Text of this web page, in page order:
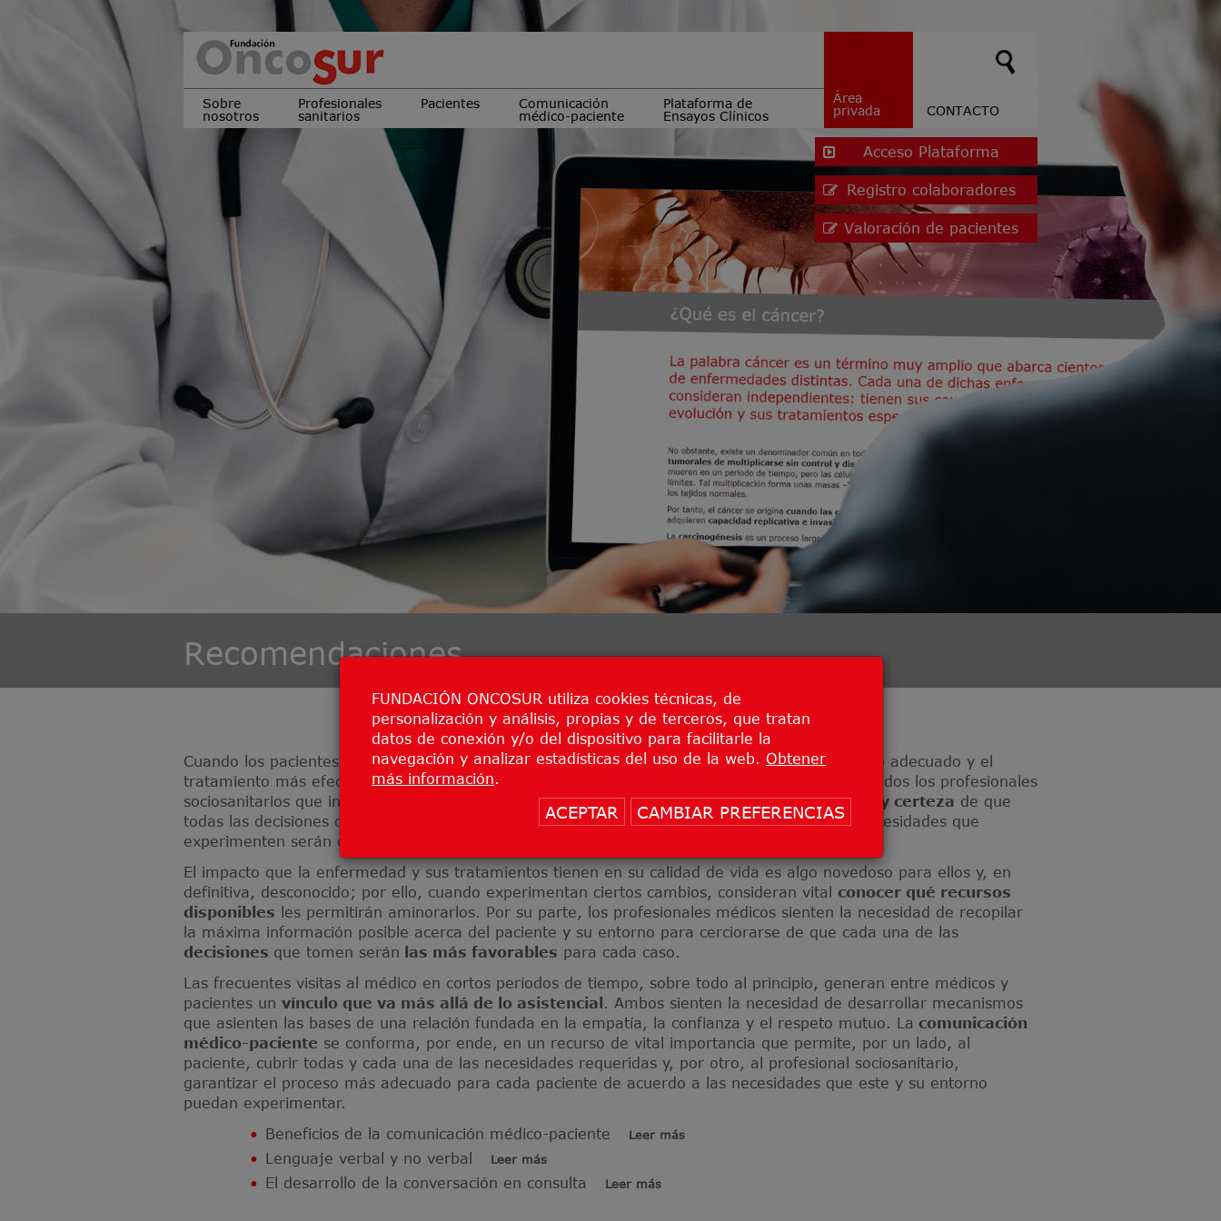
FUNDACIÓN ONCOSUR utiliza cookies técnicas, de
personalización y análisis, propias y de terceros, que tratan
datos de conexión y/o del dispositivo para facilitarle la
navegación y analizar estadísticas del uso de la web. Obtener
más información
ACEPTAR CAMBIAR PREFERENCIAS
Sobre
nosotros
Profesionales
sanitarios
Pacientes
Comunicación
médico-paciente
Plataforma de
Ensayos Clínicos
Área
privada
CONTACTO
Acceso Plataforma
Registro colaboradores
Valoración de pacientes
Recomendaciones
Cuando los pacientes con cáncer y sus familiares acuden a consulta, además de un diagnóstico adecuado y el
tratamiento más efectivo para su enfermedad, necesitan
por todos los profesionales
sociosanitarios que intervienen en el abordaje de su enfermedad. Buscan tener laseguridad y certeza de que
todas las decisiones que se toman son las más adecuadas para su caso y de que todas las necesidades que
experimenten serán cubiertas.
El impacto que la enfermedad y sus tratamientos tienen en su calidad de vida es algo novedoso para ellos y, en
definitiva, desconocido; por ello, cuando experimentan ciertos cambios, consideran vital conocer qué recursos
disponibles les permitirán aminorarlos. Por su parte, los profesionales médicos sienten la necesidad de recopilar
la máxima información posible acerca del paciente y su entorno para cerciorarse de que cada una de las
decisiones que tomen serán las más favorables para cada caso.
Las frecuentes visitas al médico en cortos períodos de tiempo, sobre todo al principio, generan entre médicos y
pacientes un vínculo que va más allá de lo asistencial . Ambos sienten la necesidad de desarrollar mecanismos
que asienten las bases de una relación fundada en la empatía, la confianza y el respeto mutuo. La comunicación
médico-paciente se conforma, por ende, en un recurso de vital importancia que permite, por un lado, al
paciente, cubrir todas y cada una de las necesidades requeridas y, por otro, al profesional sociosanitario,
garantizar el proceso más adecuado para cada paciente de acuerdo a las necesidades que este y su entorno
puedan experimentar.
Beneficios de la comunicación médico-paciente
Leer más
Lenguaje verbal y no verbal Leer más
El desarrollo de la conversación en consulta Leer más